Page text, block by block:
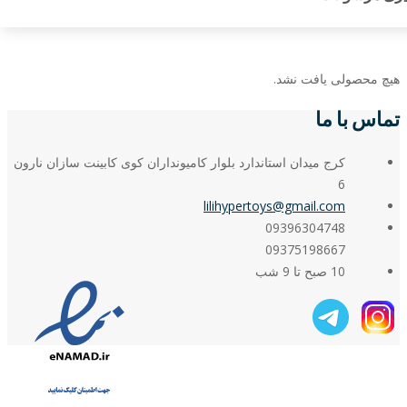
هیچ محصولی یافت نشد.
تماس با ما
کرج میدان استاندارد بلوار کامیونداران کوی کابینت سازان نارون
6
lilihypertoys@gmail.com
09396304748
09375198667
10 صبح تا 9 شب